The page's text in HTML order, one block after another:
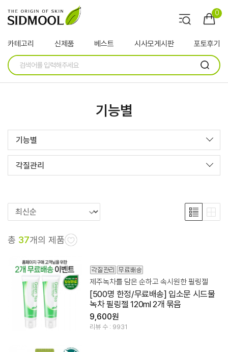
0
카테고리 신제품 베스트 시사모게시판 포토후기
기능별
기능별
각질관리
총 37개의 제품
제주녹차를 담은 순하고 속시원한 필링젤
[500명 한정/무료배송] 입소문 시드물
녹차 필링젤 120ml 2개 묶음
9,600원
리뷰 수 : 9931